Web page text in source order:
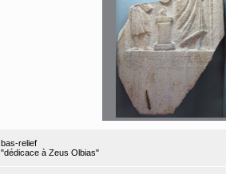
bas-relief
"dédicace à Zeus Olbias"